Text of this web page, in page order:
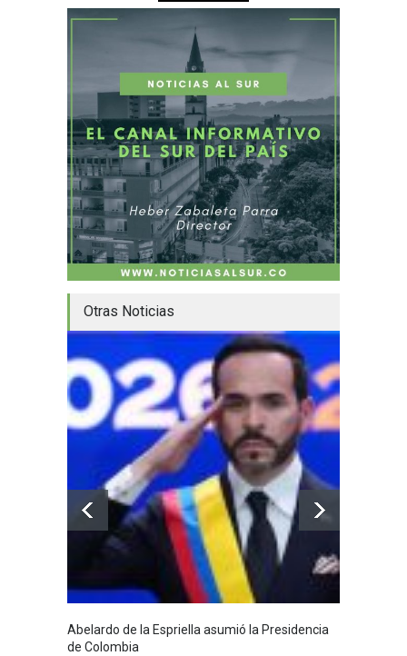
Otras Noticias
Abelardo de la Espriella asumió la Presidencia
de Colombia